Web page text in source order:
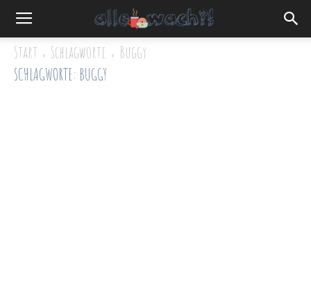
Start Schlagworte
Buggy
SCHLAGWORTE: BUGGY